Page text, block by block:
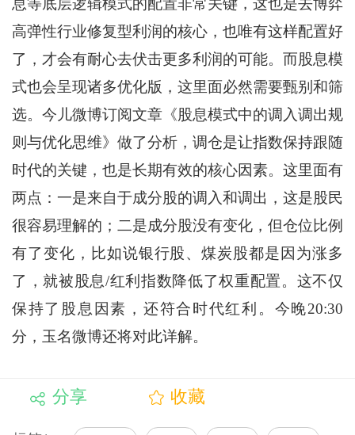
息等底层逻辑模式的配置非常关键，这也是去博弈
高弹性行业修复型利润的核心，也唯有这样配置好
了，才会有耐心去伏击更多利润的可能。而股息模
式也会呈现诸多优化版，这里面必然需要甄别和筛
选。今儿微博订阅文章《股息模式中的调入调出规
则与优化思维》做了分析，调仓是让指数保持跟随
时代的关键，也是长期有效的核心因素。这里面有
两点：一是来自于成分股的调入和调出，这是股民
很容易理解的；二是成分股没有变化，但仓位比例
有了变化，比如说银行股、煤炭股都是因为涨多
了，就被股息/红利指数降低了权重配置。这不仅
保持了股息因素，还符合时代红利。今晚20:30
分，玉名微博还将对此详解。
分享 收藏